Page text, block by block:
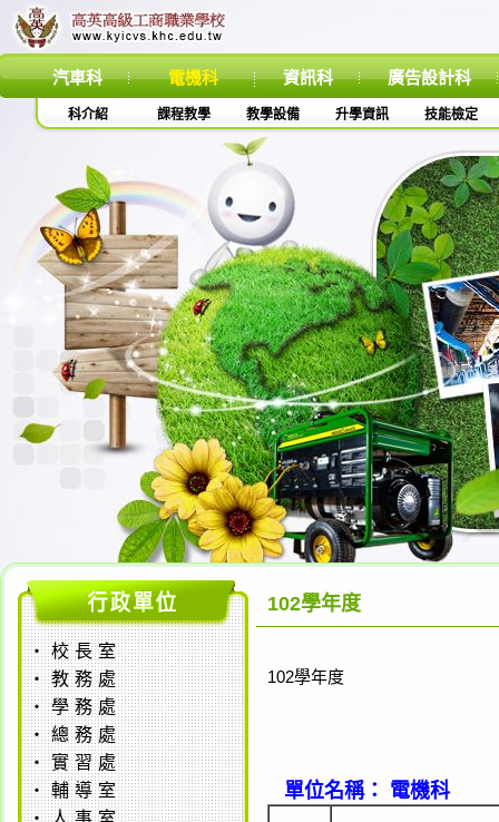
汽車科 電機科 資訊科 廣告設計科
科介紹 課程教學 教學設備 升學資訊 技能檢定
‧校長室
‧教務處
‧學務處
‧總務處
‧實習處
‧輔導室
‧人事室
102學年度
102學年度
單位名稱： 電機科